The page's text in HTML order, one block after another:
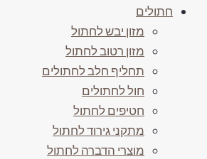
חתולים
מזון יבש לחתול
מזון רטוב לחתול
תחליף חלב לחתולים
חול לחתולים
חטיפים לחתול
מתקני גירוד לחתול
מוצרי הדברה לחתול